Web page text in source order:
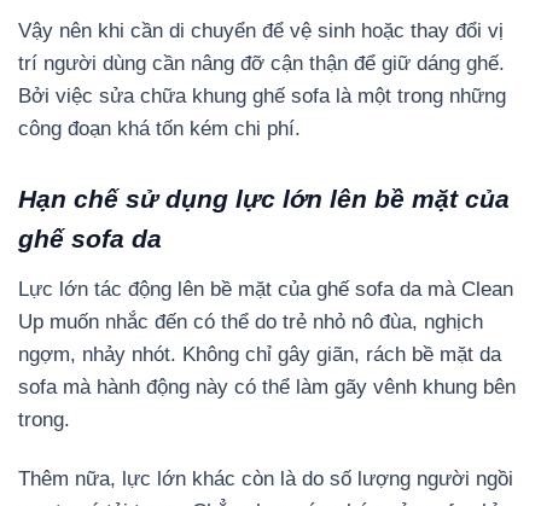
Vậy nên khi cần di chuyển để vệ sinh hoặc thay đổi vị
trí người dùng cần nâng đỡ cận thận để giữ dáng ghế.
Bởi việc sửa chữa khung ghế sofa là một trong những
công đoạn khá tốn kém chi phí.
Hạn chế sử dụng lực lớn lên bề mặt của
ghế sofa da
Lực lớn tác động lên bề mặt của ghế sofa da mà Clean
Up muốn nhắc đến có thể do trẻ nhỏ nô đùa, nghịch
ngợm, nhảy nhót. Không chỉ gây giãn, rách bề mặt da
sofa mà hành động này có thể làm gãy vênh khung bên
trong.
Thêm nữa, lực lớn khác còn là do số lượng người ngồi